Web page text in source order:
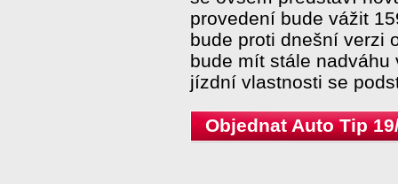
provedení bude vážit
bude proti dnešní verzi
bude mít stále
jízdní vlastnosti se
Objednat Auto Tip